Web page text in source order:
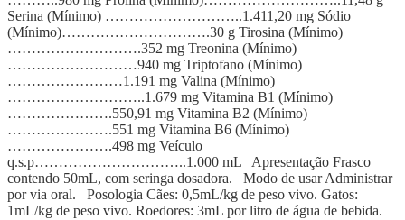
Serina (Mínimo) ………………………..1.411,20 mg Sódio
(Mínimo)………………………….30 g Tirosina (Mínimo)
……………………….352 mg Treonina (Mínimo)
………………………940 mg Triptofano (Mínimo)
……………………1.191 mg Valina (Mínimo)
………………………..1.679 mg Vitamina B1 (Mínimo)
………………….550,91 mg Vitamina B2 (Mínimo)
………………….551 mg Vitamina B6 (Mínimo)
………………….498 mg Veículo
q.s.p…………………………..1.000 mL Apresentação Frasco
contendo 50mL, com seringa dosadora. Modo de usar Administrar
por via oral. Posologia Cães: 0,5mL/kg de peso vivo. Gatos:
1mL/kg de peso vivo. Roedores: 3mL por litro de água de bebida.